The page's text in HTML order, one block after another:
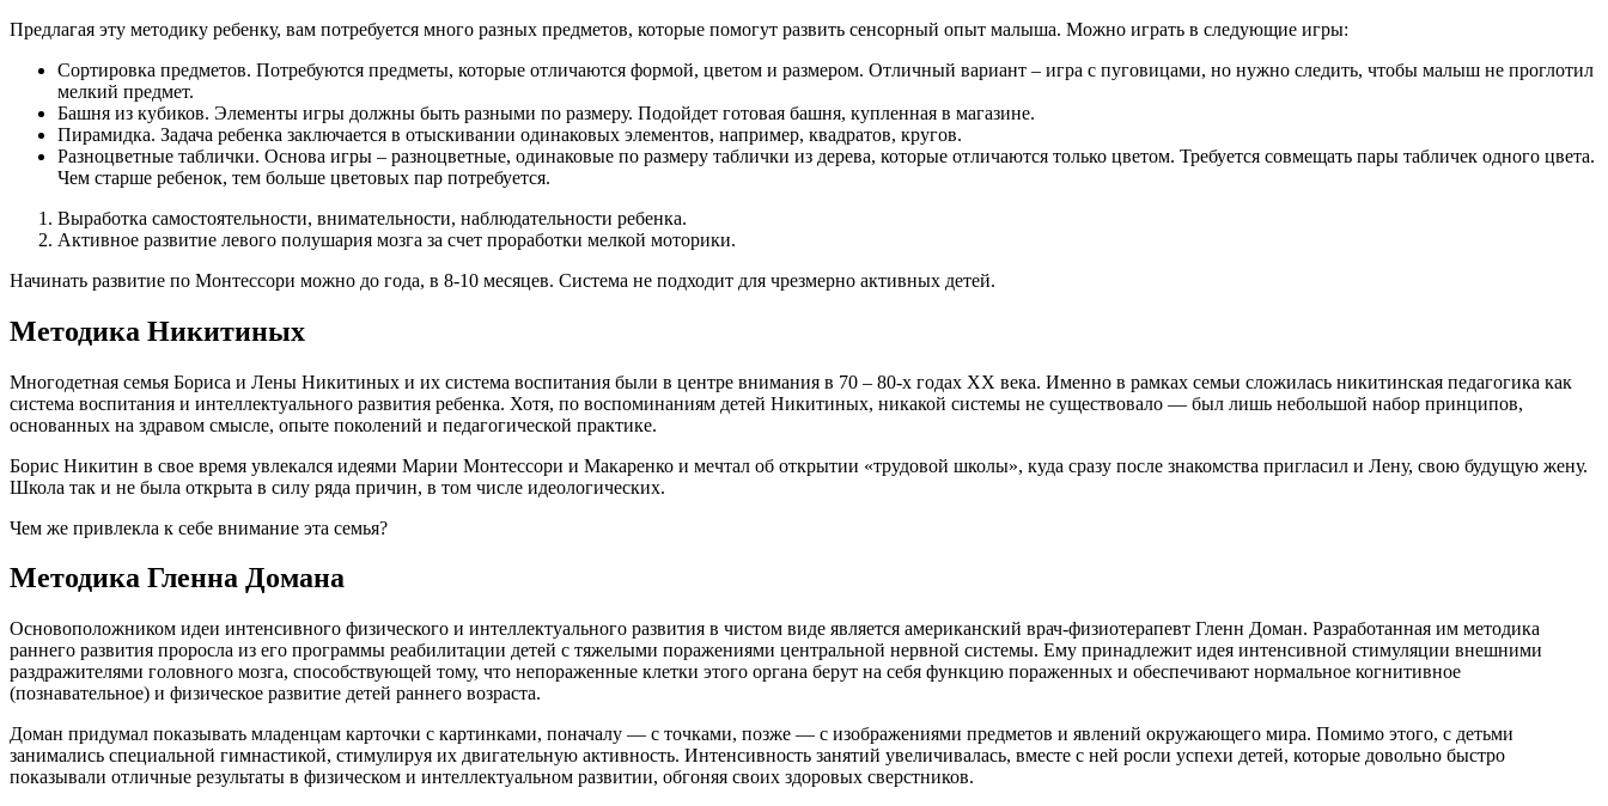
Предлагая эту методику ребенку, вам потребуется много разных предметов, которые помогут развить сенсорный опыт малыша. Можно играть в следующие игры:
Сортировка предметов. Потребуются предметы, которые отличаются формой, цветом и размером. Отличный вариант – игра с пуговицами, но нужно следить, чтобы малыш не проглотил
мелкий предмет.
Башня из кубиков. Элементы игры должны быть разными по размеру. Подойдет готовая башня, купленная в магазине.
Пирамидка. Задача ребенка заключается в отыскивании одинаковых элементов, например, квадратов, кругов.
Разноцветные таблички. Основа игры – разноцветные, одинаковые по размеру таблички из дерева, которые отличаются только цветом. Требуется совмещать пары табличек одного цвета.
Чем старше ребенок, тем больше цветовых пар потребуется.
Выработка самостоятельности, внимательности, наблюдательности ребенка.
Активное развитие левого полушария мозга за счет проработки мелкой моторики.
Начинать развитие по Монтессори можно до года, в 8-10 месяцев. Система не подходит для чрезмерно активных детей.
Методика Никитиных
Многодетная семья Бориса и Лены Никитиных и их система воспитания были в центре внимания в 70 – 80-х годах XX века. Именно в рамках семьи сложилась никитинская педагогика как
система воспитания и интеллектуального развития ребенка. Хотя, по воспоминаниям детей Никитиных, никакой системы не существовало — был лишь небольшой набор принципов,
основанных на здравом смысле, опыте поколений и педагогической практике.
Борис Никитин в свое время увлекался идеями Марии Монтессори и Макаренко и мечтал об открытии «трудовой школы», куда сразу после знакомства пригласил и Лену, свою будущую жену.
Школа так и не была открыта в силу ряда причин, в том числе идеологических.
Чем же привлекла к себе внимание эта семья?
Методика Гленна Домана
Основоположником идеи интенсивного физического и интеллектуального развития в чистом виде является американский врач-физиотерапевт Гленн Доман. Разработанная им методика
раннего развития проросла из его программы реабилитации детей с тяжелыми поражениями центральной нервной системы. Ему принадлежит идея интенсивной стимуляции внешними
раздражителями головного мозга, способствующей тому, что непораженные клетки этого органа берут на себя функцию пораженных и обеспечивают нормальное когнитивное
(познавательное) и физическое развитие детей раннего возраста.
Доман придумал показывать младенцам карточки с картинками, поначалу — с точками, позже — с изображениями предметов и явлений окружающего мира. Помимо этого, с детьми
занимались специальной гимнастикой, стимулируя их двигательную активность. Интенсивность занятий увеличивалась, вместе с ней росли успехи детей, которые довольно быстро
показывали отличные результаты в физическом и интеллектуальном развитии, обгоняя своих здоровых сверстников.